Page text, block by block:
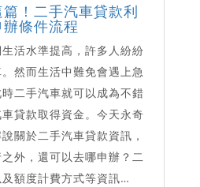
！二手汽車貸款利
條件流程
活水準提高，許多人紛紛
然而生活中難免會遇上急
二手汽車就可以成為不錯
貸款取得資金。今天永奇
關於二手汽車貸款資訊，
外，還可以去哪申辦？二
額度計費方式等資訊…